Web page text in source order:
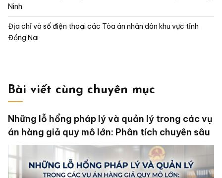
Ninh
Địa chỉ và số điện thoại các Tòa án nhân dân khu vực tỉnh
Đồng Nai
Bài viết cùng chuyên mục
Những lỗ hổng pháp lý và quản lý trong các vụ
án hàng giả quy mô lớn: Phân tích chuyên sâu